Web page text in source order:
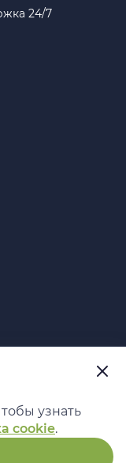
24/7
узнать
cookie.